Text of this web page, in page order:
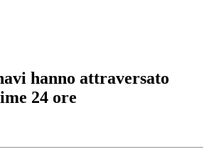
hanno attraversato
24 ore